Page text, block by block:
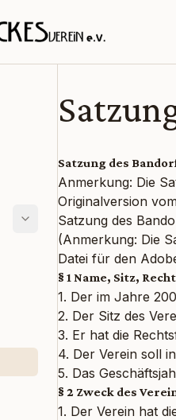
Satzung des
Anmerkung: Die
Originalversion
Satzung des
(Anmerkung: Die
Datei für den
§ 1 Name, Sitz,
1. Der im Jahre
2. Der Sitz des
3. Er hat die
4. Der Verein soll
5. Das
§ 2 Zweck des
1. Der Verein hat